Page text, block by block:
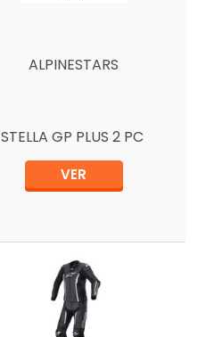
ALPINESTARS
STELLA GP PLUS 2 PC
VER